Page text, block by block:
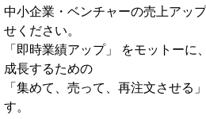
中小企業・ベンチャーの売上アッ
せください。
「即時業績アップ」 をモットーに
成長するための
「集めて、売って、再注文させる
す。